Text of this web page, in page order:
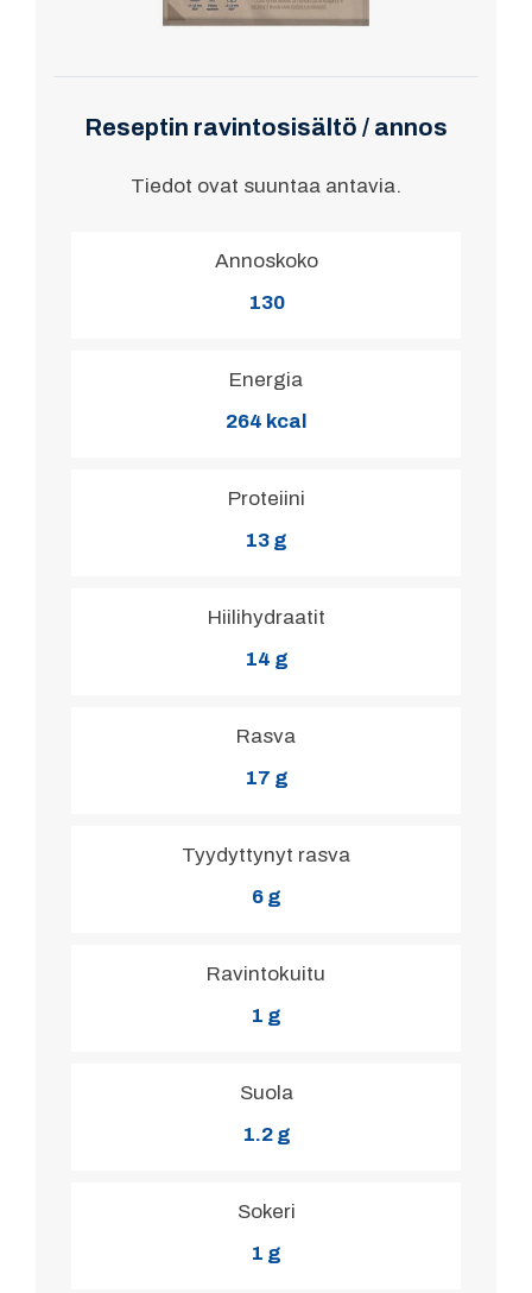
Reseptin ravintosisältö / annos
Tiedot ovat suuntaa antavia.
Annoskoko
130
Energia
264 kcal
Proteiini
13 g
Hiilihydraatit
14 g
Rasva
17 g
Tyydyttynyt rasva
6 g
Ravintokuitu
1 g
Suola
1.2 g
Sokeri
1 g